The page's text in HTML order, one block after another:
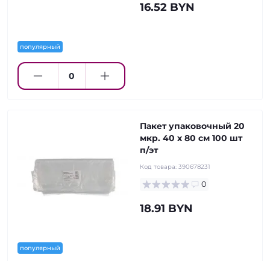
популярный
16.52 BYN
популярный
Пакет упаковочный 20
мкр. 40 х 80 см 100 шт
п/эт
Код товара: 390678231
0
18.91 BYN